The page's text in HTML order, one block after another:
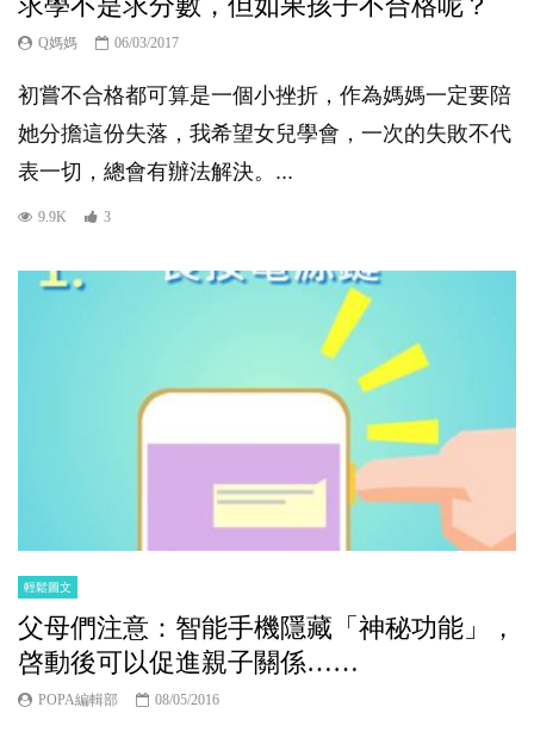
Q媽媽 06/03/2017
初嘗不合格都可算是一個小挫折，作為媽媽一定要陪
她分擔這份失落，我希望女兒學會，一次的失敗不代
表一切，總會有辦法解決。...
9.9K 3
輕鬆圖文
父母們注意：智能手機隱藏「神秘功能」，
啓動後可以促進親子關係……
POPA編輯部 08/05/2016